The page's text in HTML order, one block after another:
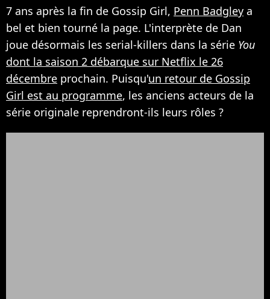
7 ans après la fin de Gossip Girl, Penn Badgley a
bel et bien tourné la page. L'interprète de Dan
joue désormais les serial-killers dans la série You
dont la saison 2 débarque sur Netflix le 26
décembre prochain. Puisqu'un retour de Gossip
Girl est au programme, les anciens acteurs de la
série originale reprendront-ils leurs rôles ?